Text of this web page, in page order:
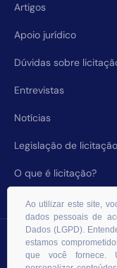
Artigos
Apoio jurídico
Dúvidas sobre
Entrevistas
Notícias
Legislação de licitação
O que é licitação?
© 2026 RHS
Ao utilizar este site,
dados pessoais de
Dados (LGPD).
estamos
que você fornece.